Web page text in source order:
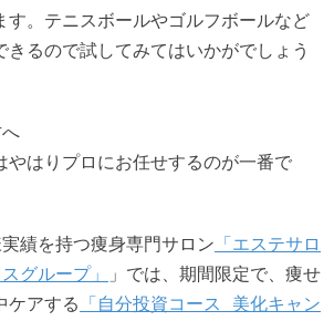
す。テニスボールやゴルフボールなど
きるので試してみてはいかがでしょう
やはりプロにお任せするのが一番で
績を持つ痩身専門サロン 「エステサロ
グループ」
」では、期間限定で、痩せ
ケアする 「自分投資コース 美化キャン